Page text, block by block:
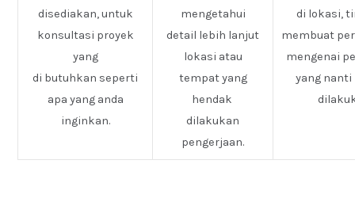
disediakan, untuk
konsultasi proyek
yang
di butuhkan seperti
apa yang anda
inginkan.
mengetahui
detail lebih lanjut
lokasi atau
tempat yang
hendak
dilakukan
pengerjaan.
di lokasi,
membuat
mengenai
yang nanti